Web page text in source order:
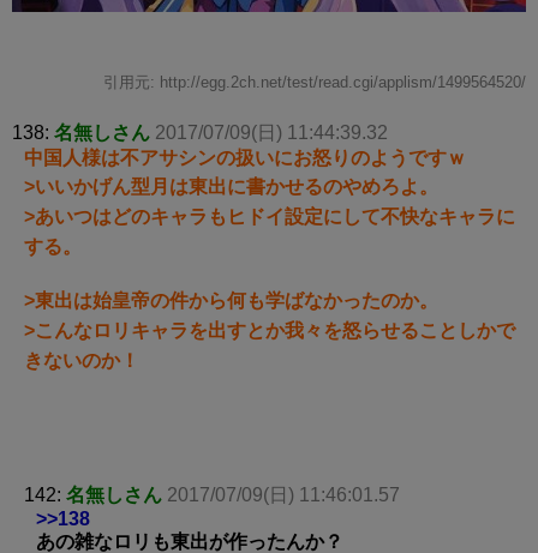
引用元: http://egg.2ch.net/test/read.cgi/applism/1499564520/
138: 名無しさん 2017/07/09(日) 11:44:39.32
中国人様は不アサシンの扱いにお怒りのようですｗ
>いいかげん型月は東出に書かせるのやめろよ。
>あいつはどのキャラもヒドイ設定にして不快なキャラに
する。
>東出は始皇帝の件から何も学ばなかったのか。
>こんなロリキャラを出すとか我々を怒らせることしかで
きないのか！
142: 名無しさん 2017/07/09(日) 11:46:01.57
>>138
あの雑なロリも東出が作ったんか？